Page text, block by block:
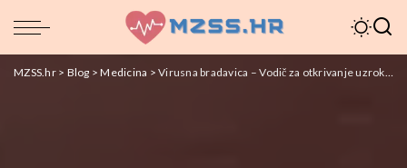
MZSS.hr> Blog >Medicina >Virusna bradavica – Vodič za otkrivanje uzroka i 11 vrsta liječenja